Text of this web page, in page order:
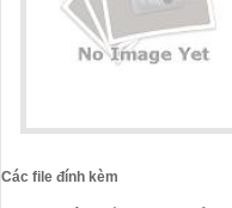
Các file đính kèm